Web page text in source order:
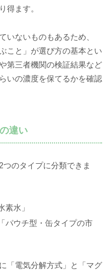
得ます。
いないものもあるため、
こと」が選び方の基本とい
第三者機関の検証結果など
いの濃度を保てるかを確認
違い
のタイプに分類できま
素水」
パウチ型・缶タイプの市
「電気分解方式」と「マグ